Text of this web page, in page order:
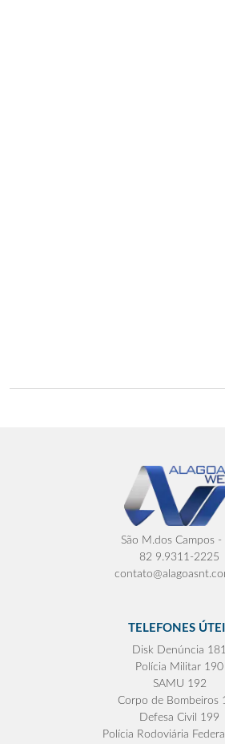
São M.dos Campos -
82 9.9311-2225
TELEFONES
Disk Denúncia 181
Polícia Militar 190
SAMU 192
Corpo de Bombeiros
Defesa Civil 199
Polícia Rodoviária